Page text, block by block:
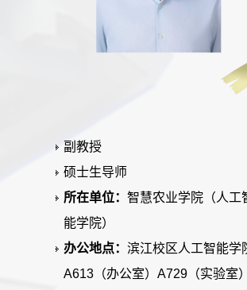
副教授
硕士生导师
所在单位： 智慧农业学院（人工
能学院）
办公地点： 滨江校区人工智能学
A613（办公室）A729（实验室）